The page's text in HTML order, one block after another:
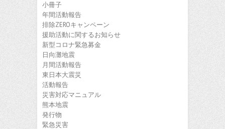
小冊子
年間活動報告
排除ZEROキャンペーン
援助活動に関するお知らせ
新型コロナ緊急募金
日向灘地震
月間活動報告
東日本大震災
活動報告
災害対応マニュアル
熊本地震
発行物
緊急災害